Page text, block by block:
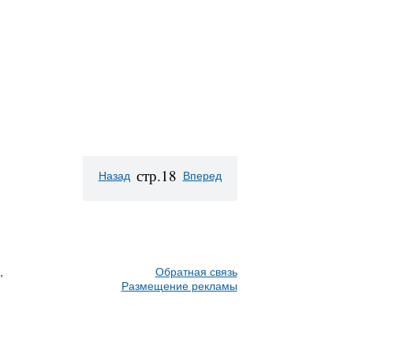
Назад стр.18 Вперед
Обратная связь
Размещение рекламы